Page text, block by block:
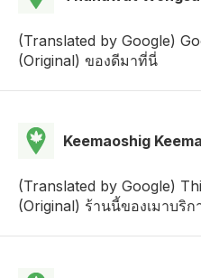
(Translated by Google)
(Original) ของดีมาที่นี่
Keemaoshig
(Translated by Google)
(Original) ร้านนี้ของเมาบริก